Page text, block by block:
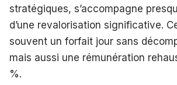
stratégiques, s’accompagne
d’une revalorisation significative.
souvent un forfait jour sans
mais aussi une rémunération
%.